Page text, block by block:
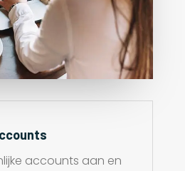
accounts aan en